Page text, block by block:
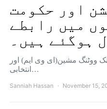
اور حکومت
میں رابطے
ہوگئے ہیں۔
ووٹنگ مشین(ای وی ایم) اور
انتخابی…
Sanniah Hassan November 15,